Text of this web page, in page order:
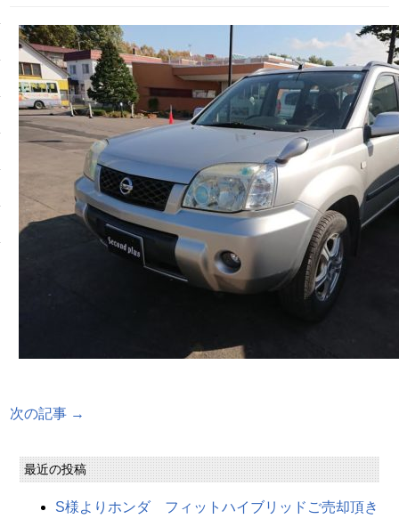
次の記事 →
最近の投稿
S様よりホンダ フィットハイブリッドご売却頂き